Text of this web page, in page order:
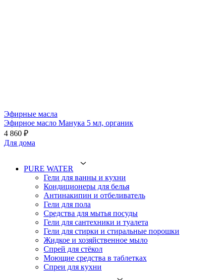
Эфирные масла
Эфирное масло Манука 5 мл, органик
4 860 ₽
Для дома
PURE WATER
Гели для ванны и кухни
Кондиционеры для белья
Антинакипин и отбеливатель
Гели для пола
Средства для мытья посуды
Гели для сантехники и туалета
Гели для стирки и стиральные порошки
Жидкое и хозяйственное мыло
Спрей для стёкол
Моющие средства в таблетках
Спреи для кухни